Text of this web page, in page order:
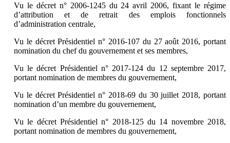
Vu le décret n° 2006-1245 du 24 avril 2006, fixant le régime
d’attribution et de retrait des emplois fonctionnels
d’administration centrale,
Vu le décret Présidentiel n° 2016-107 du 27 août 2016, portant
nomination du chef du gouvernement et ses membres,
Vu le décret Présidentiel n° 2017-124 du 12 septembre 2017,
portant nomination de membres du gouvernement,
Vu le décret Présidentiel n° 2018-69 du 30 juillet 2018, portant
nomination d’un membre du gouvernement,
Vu le décret Présidentiel n° 2018-125 du 14 novembre 2018,
portant nomination de membres du gouvernement,